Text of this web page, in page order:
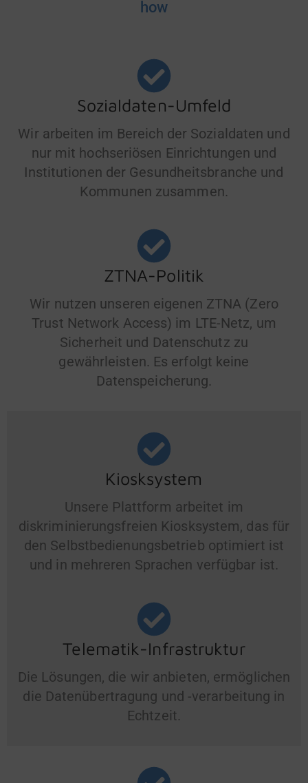
how
Sozialdaten-Umfeld
Wir arbeiten im Bereich der Sozialdaten und
nur mit hochseriösen Einrichtungen und
Institutionen der Gesundheitsbranche und
Kommunen zusammen.
ZTNA-Politik
Wir nutzen unseren eigenen ZTNA (Zero
Trust Network Access) im LTE-Netz, um
Sicherheit und Datenschutz zu
gewährleisten. Es erfolgt keine
Datenspeicherung.
Kiosksystem
Unsere Plattform arbeitet im
diskriminierungsfreien Kiosksystem, das für
den Selbstbedienungsbetrieb optimiert ist
und in mehreren Sprachen verfügbar ist.
Telematik-Infrastruktur
Die Lösungen, die wir anbieten, ermöglichen
die Datenübertragung und -verarbeitung in
Echtzeit.